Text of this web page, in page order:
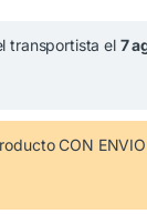
transportista el 7
CON